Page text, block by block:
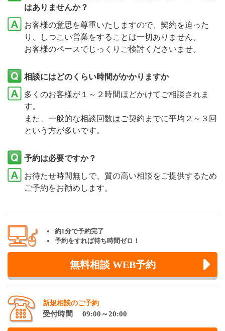
はありませんか？
お客様の意思を尊重いたしますので、契約を迫った
り、しつこい営業をすることは一切ありません。
お客様のペースでじっくりご検討くださいませ。
相談にはどのくらい時間がかかりますか
多くのお客様が１～２時間ほどかけてご相談されま
す。
また、一般的な相談回数はご契約までに平均２～３回
という方が多いです。
予約は必要ですか？
お待たせ時間無しで、質の高い相談をご提供するため
ご予約をお勧めします。
約1分で予約完了
予約をすれば待ち時間ゼロ！
無料相談 WEB予約
新規相談のご予約
受付時間 09:00～20:00